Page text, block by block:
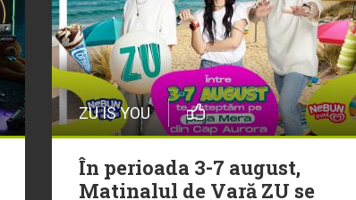
ZU IS YOU
În perioada 3-7 august,
Matinalul de Vară ZU se